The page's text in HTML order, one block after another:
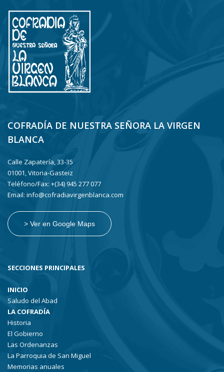
COFRADÍA DE NUESTRA SEÑORA LA VIRGEN
BLANCA
Calle Zapatería, 33-35
01001, Vitoria-Gasteiz
Teléfono/Fax: +(34) 945 277 077
Email: info@cofradiavirgenblanca.com
> Ver en Google Maps
SECCIONES PRINCIPALES
INICIO
Saludo del Abad
LA COFRADÍA
Historia
El Gobierno
Las Ordenanzas
La Parroquia de San Miguel
Memorias anuales